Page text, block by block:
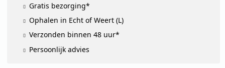
Gratis bezorging*
Ophalen in Echt of Weert (L)
Verzonden binnen 48 uur*
Persoonlijk advies